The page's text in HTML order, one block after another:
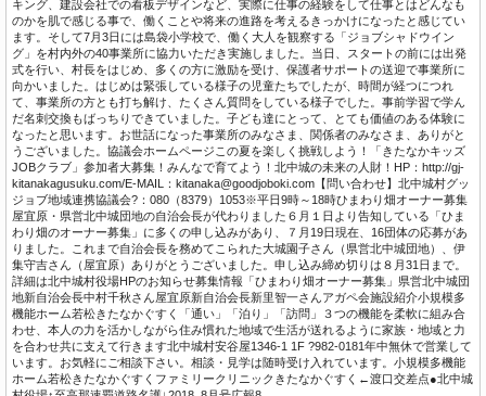
キング、建設会社での看板デザインなど、実際に仕事の経験をして仕事とはどんなも
のかを肌で感じる事で、働くことや将来の進路を考えるきっかけになったと感じてい
ます。そして7月3日には島袋小学校で、働く大人を観察する「ジョブシャドウイン
グ」を村内外の40事業所に協力いただき実施しました。当日、スタートの前には出発
式を行い、村長をはじめ、多くの方に激励を受け、保護者サポートの送迎で事業所に
向かいました。はじめは緊張している様子の児童たちでしたが、時間が経つにつれ
て、事業所の方とも打ち解け、たくさん質問をしている様子でした。事前学習で学ん
だ名刺交換もばっちりできていました。子ども達にとって、とても価値のある体験に
なったと思います。お世話になった事業所のみなさま、関係者のみなさま、ありがと
うございました。協議会ホームページこの夏を楽しく挑戦しよう！「きたなかキッズ
JOBクラブ」参加者大募集！みんなで育てよう！北中城の未来の人財！HP：http://gj-
kitanakagusuku.com/E-MAIL：kitanaka@goodjoboki.com【問い合わせ】北中城村グッ
ジョブ地域連携協議会?：080（8379）1053※平日9時～18時ひまわり畑オーナー募集
屋宜原・県営北中城団地の自治会長が代わりました６月１日より告知している「ひま
わり畑のオーナー募集」に多くの申し込みがあり、７月19日現在、16団体の応募があ
りました。これまで自治会長を務めてこられた大城園子さん（県営北中城団地）、伊
集守吉さん（屋宜原）ありがとうございました。申し込み締め切りは８月31日まで。
詳細は北中城村役場HPのお知らせ募集情報「ひまわり畑オーナー募集」県営北中城団
地新自治会長中村千秋さん屋宜原新自治会長新里智一さんアガペ会施設紹介小規模多
機能ホーム若松きたなかぐすく「通い」「泊り」「訪問」３つの機能を柔軟に組み合
わせ、本人の力を活かしながら住み慣れた地域で生活が送れるように家族・地域と力
を合わせ共に支えて行きます北中城村安谷屋1346-1 1F ?982-0181年中無休で営業して
います。お気軽にご相談下さい。相談・見学は随時受け入れています。小規模多機能
ホーム若松きたなかぐすくファミリークリニックきたなかぐすく←渡口交差点●北中城